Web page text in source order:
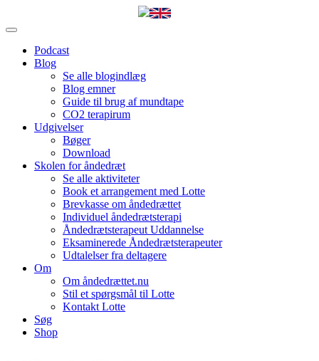
Podcast
Blog
Se alle blogindlæg
Blog emner
Guide til brug af mundtape
CO2 terapirum
Udgivelser
Bøger
Download
Skolen for åndedræt
Se alle aktiviteter
Book et arrangement med Lotte
Brevkasse om åndedrættet
Individuel åndedrætsterapi
Åndedrætsterapeut Uddannelse
Eksaminerede Åndedrætsterapeuter
Udtalelser fra deltagere
Om
Om åndedrættet.nu
Stil et spørgsmål til Lotte
Kontakt Lotte
Søg
Shop